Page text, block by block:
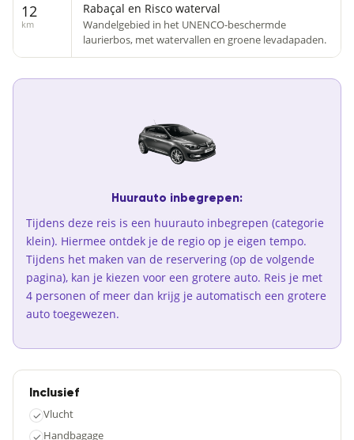
12
km
Rabaçal en Risco waterval
Wandelgebied in het UNENCO-beschermde
laurierbos, met watervallen en groene levadapaden.
Huurauto inbegrepen:
Tijdens deze reis is een huurauto inbegrepen (categorie
klein). Hiermee ontdek je de regio op je eigen tempo.
Tijdens het maken van de reservering (op de volgende
pagina), kan je kiezen voor een grotere auto. Reis je met
4 personen of meer dan krijg je automatisch een grotere
auto toegewezen.
Inclusief
✓Vlucht
✓ Handbagage